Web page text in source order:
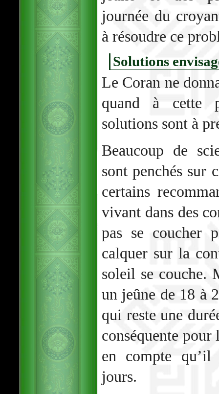
journée du
à résoudre ce
Solutions
Le Coran ne
quand à cette
solutions sont à
Beaucoup de
sont penchés sur
certains
vivant dans des
pas se coucher
calquer sur la
soleil se couche.
un jeûne de 18 à
qui reste une
conséquente pour
en compte
jours.